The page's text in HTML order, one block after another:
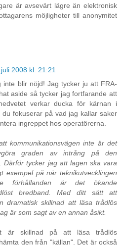
är avsevärt lägre än elektronisk
möjligheter till anonymitet
2008 kl. 21:21
inte blir nöjd! Jag tycker ju att FRA-
aside så tycker jag fortfarande att
verkar ducka för kärnan i
fokuserar på vad jag kallar saker
ingreppet hos operatörerna.
kommunikationsvägen inte är det
graden av intrång på den
Därför tycker jag att lagen ska vara
exempel på när teknikutvecklingen
förhållanden är det ökande
bredband. Med ditt sätt att
dramatisk skillnad att läsa trådlös
är som sagt av en annan åsikt.
är skillnad på att läsa trådlös
den från "källan". Det är också